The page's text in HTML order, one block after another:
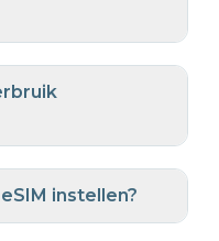
instellen?